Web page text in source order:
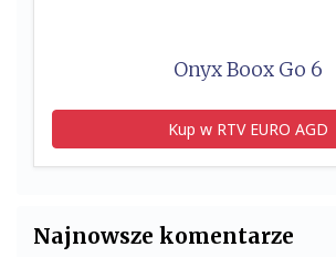
Onyx Boox Go 6
Kup w RTV EURO AGD
Najnowsze komentarze